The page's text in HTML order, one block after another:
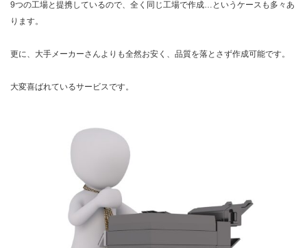
9つの工場と提携しているので、全く同じ工場で作成…というケースも多々あ
ります。
更に、大手メーカーさんよりも全然お安く、品質を落とさず作成可能です。
大変喜ばれているサービスです。